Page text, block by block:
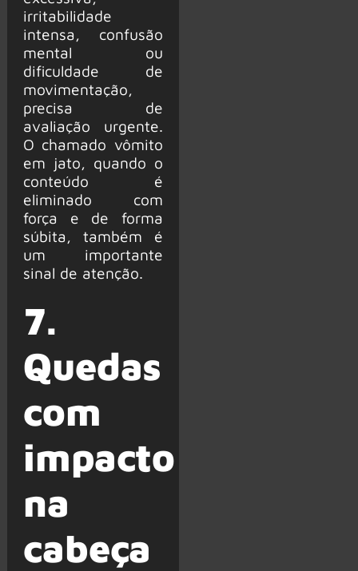
irritabilidade
intensa, confusão
mental ou
dificuldade de
movimentação,
precisa de
avaliação urgente.
O chamado vômito
em jato, quando o
conteúdo é
eliminado com
força e de forma
súbita, também é
um importante
sinal de atenção.
7.
Quedas
com
impacto
na
cabeça